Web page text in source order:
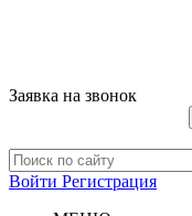
Заявка на звонок
Войти Регистрация